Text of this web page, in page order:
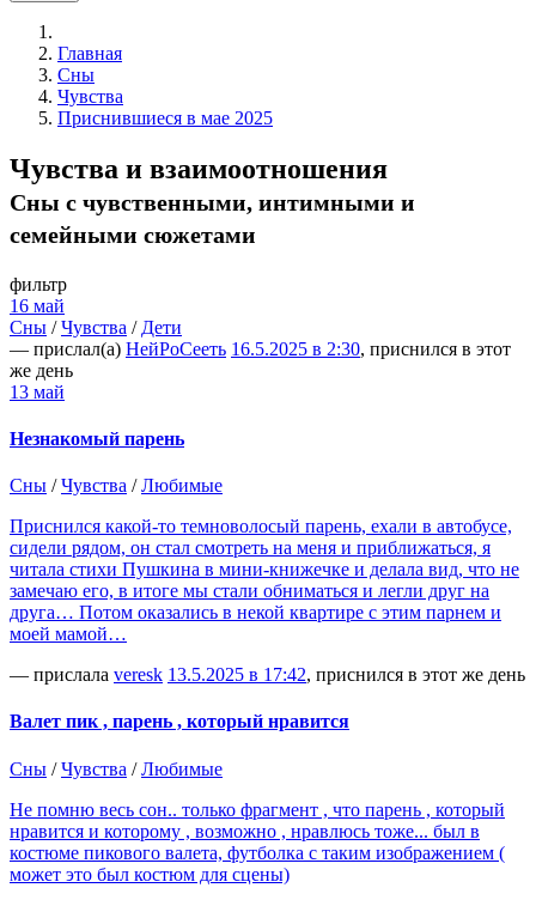
Главная
Сны
Чувства
Приснившиеся в мае 2025
Чувства и взаимоотношения
Сны с чувственными, интимными и
семейными сюжетами
фильтр
16 май
Сны /Чувства / Дети
— прислал(а) НейРоСееть 16.5.2025 в 2:30, приснился в этот
же день
13 май
Незнакомый парень
Сны /Чувства /Любимые
Приснился какой-то темноволосый парень, ехали в автобусе,
сидели рядом, он стал смотреть на меня и приближаться, я
читала стихи Пушкина в мини-книжечке и делала вид, что не
замечаю его, в итоге мы стали обниматься и легли друг на
друга… Потом оказались в некой квартире с этим парнем и
моей мамой…
— прислала veresk 13.5.2025 в 17:42, приснился в этот же день
Валет пик , парень , который нравится
Сны /Чувства /Любимые
Не помню весь сон.. только фрагмент , что парень , который
нравится и которому , возможно , нравлюсь тоже... был в
костюме пикового валета, футболка с таким изображением (
может это был костюм для сцены)